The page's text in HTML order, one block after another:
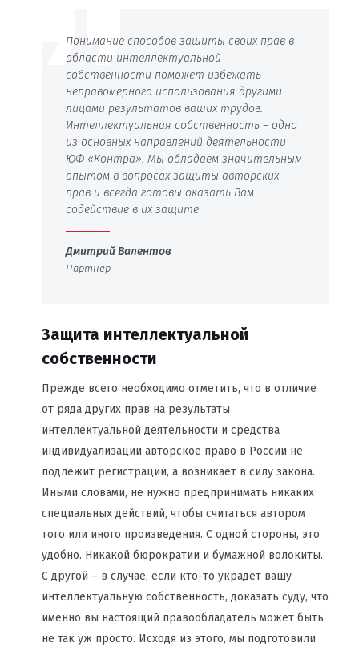
Защита интеллектуальной
собственности
Понимание способов защиты своих прав в
области интеллектуальной
собственности поможет избежать
неправомерного использования другими
лицами результатов ваших трудов.
Интеллектуальная собственность – одно
из основных направлений деятельности
ЮФ «Контра». Мы обладаем значительным
опытом в вопросах защиты авторских
прав и всегда готовы оказать Вам
содействие в их защите
Дмитрий Валентов
Партнер
Прежде всего необходимо отметить, что в отличие
от ряда других прав на результаты
интеллектуальной деятельности и средства
индивидуализации авторское право в России не
подлежит регистрации, а возникает в силу закона.
Иными словами, не нужно предпринимать никаких
специальных действий, чтобы считаться автором
того или иного произведения. С одной стороны, это
удобно. Никакой бюрократии и бумажной волокиты.
С другой – в случае, если кто-то украдет вашу
интеллектуальную собственность, доказать суду, что
именно вы настоящий правообладатель может быть
не так уж просто. Исходя из этого, мы подготовили